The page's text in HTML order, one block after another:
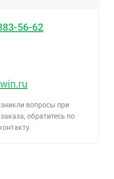
56-62
вопросы при
обратитесь по